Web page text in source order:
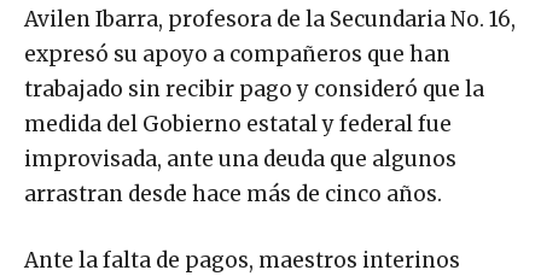
Avilen Ibarra, profesora de la Secundaria No. 16,
expresó su apoyo a compañeros que han
trabajado sin recibir pago y consideró que la
medida del Gobierno estatal y federal fue
improvisada, ante una deuda que algunos
arrastran desde hace más de cinco años.
Ante la falta de pagos, maestros interinos